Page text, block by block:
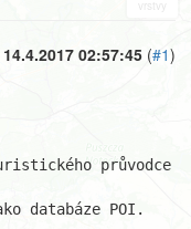
14.4.2017 02:57:45 (#1)
průvodce
databáze POI.